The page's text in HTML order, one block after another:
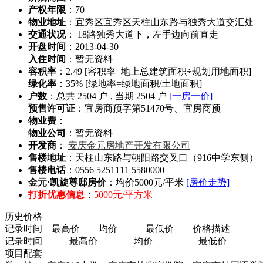
产权年限 ：70
物业地址 ：宜秀区宜秀区天柱山东路与独秀大道交汇处
交通状况： 18路独秀大道下，左手边向前直走
开盘时间 ：2013-04-30
入住时间 ：暂无资料
容积率 ：2.49 [容积率=地上总建筑面积÷规划用地面积]
绿化率 ：35% [绿地率=绿地面积/土地面积]
户数 ：总共 2504 户 , 当期 2504 户 [一房一价]
预售许可证 ：宜房商预字第51470号、宜房商预
物业费 ：
物业公司
：暂无资料
开发商 ： 安庆金元房地产开发有限公司
售楼地址 ：天柱山东路与朝阳路交叉口（916中学东侧）
售楼电话：0556 5251111 5580000
金元·凯旋尊邸房价： 均价5000元/平米 [房价走势]
打折优惠信息 ： 5000元/平方米
历史价格
记录时间
最高价 均价 最低价
价格描述
记录时间
最高价 均价
最低价
项目配套